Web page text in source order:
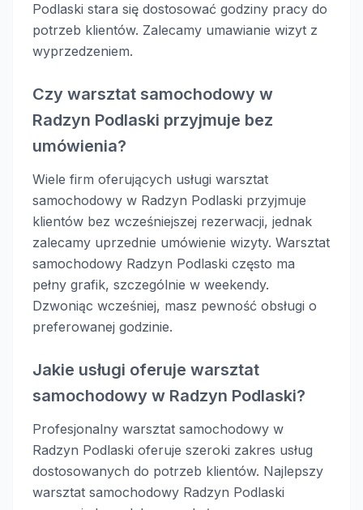
Podlaski stara się dostosować godziny pracy do
potrzeb klientów. Zalecamy umawianie wizyt z
wyprzedzeniem.
Czy warsztat samochodowy w
Radzyn Podlaski przyjmuje bez
umówienia?
Wiele firm oferujących usługi warsztat
samochodowy w Radzyn Podlaski przyjmuje
klientów bez wcześniejszej rezerwacji, jednak
zalecamy uprzednie umówienie wizyty. Warsztat
samochodowy Radzyn Podlaski często ma
pełny grafik, szczególnie w weekendy.
Dzwoniąc wcześniej, masz pewność obsługi o
preferowanej godzinie.
Jakie usługi oferuje warsztat
samochodowy w Radzyn Podlaski?
Profesjonalny warsztat samochodowy w
Radzyn Podlaski oferuje szeroki zakres usług
dostosowanych do potrzeb klientów. Najlepszy
warsztat samochodowy Radzyn Podlaski